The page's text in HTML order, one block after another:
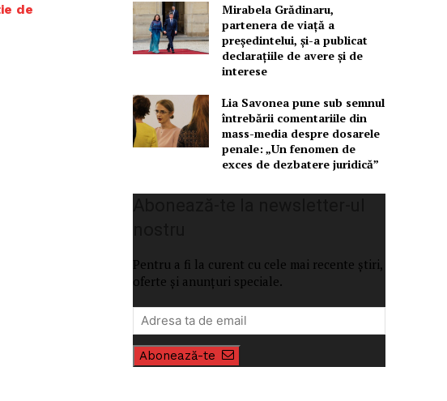
de
Mirabela Grădinaru,
partenera de viață a
președintelui, și-a publicat
declarațiile de avere și de
interese
Lia Savonea pune sub semnul
întrebării comentariile din
mass-media despre dosarele
penale: „Un fenomen de
exces de dezbatere juridică”
Pentru a fi la curent cu cele mai recente știri,
oferte și anunțuri speciale.
Abonează-te